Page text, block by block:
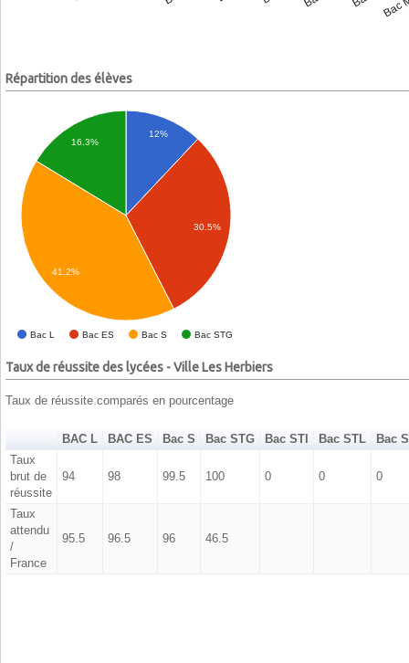
Répartition des élèves
Bac L Bac ES Bac S Bac STG
12%
30.5%
16.3%
41.2%
Taux de réussite des lycées - Ville Les Herbiers
Taux de réussite comparés en pourcentage
BAC L BAC ES Bac S Bac STG Bac STI Bac STL
Bac
Taux
brut de
réussite
94 98 99.5 100 0 0 0
Taux
attendu
/
France
95.5 96.5 96 46.5